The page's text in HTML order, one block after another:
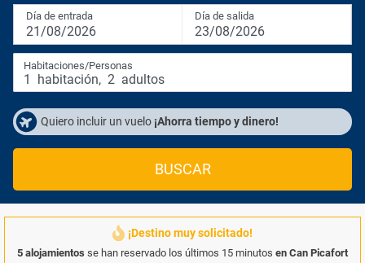
Día de entrada
21/08/2026
Día de salida
23/08/2026
Habitaciones/Personas
1 habitación, 2 adultos
Quiero incluir un vuelo ¡Ahorra tiempo y dinero!
BUSCAR
¡Destino muy solicitado!
5 alojamientos se han reservado los últimos 15 minutos en Can Picafort